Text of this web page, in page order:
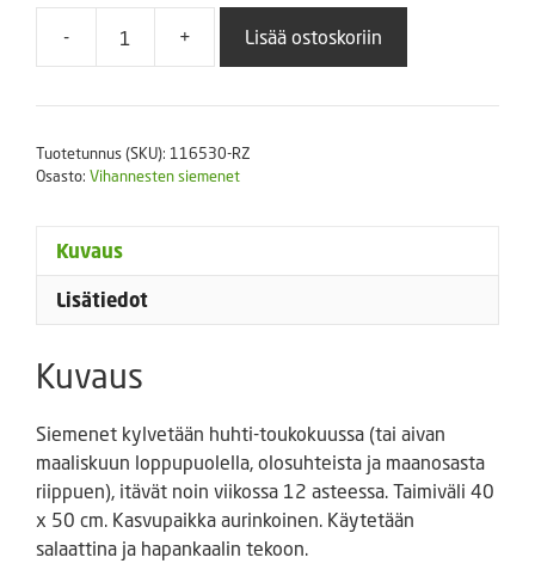
-
Suippokaali
RZ
määrä
+ Lisää ostoskoriin
Tuotetunnus (SKU): 116530-RZ
Osasto: Vihannesten siemenet
Kuvaus
Lisätiedot
Kuvaus
Siemenet kylvetään huhti-toukokuussa (tai aivan
maaliskuun loppupuolella, olosuhteista ja maanosasta
riippuen), itävät noin viikossa 12 asteessa. Taimiväli 40
x 50 cm. Kasvupaikka aurinkoinen. Käytetään
salaattina ja hapankaalin tekoon.